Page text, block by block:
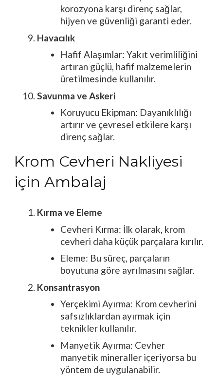
korozyona karşı direnç sağlar,
hijyen ve güvenliği garanti eder.
Havacılık
Hafif Alaşımlar: Yakıt verimliliğini
artıran güçlü, hafif malzemelerin
üretilmesinde kullanılır.
Savunma ve Askeri
Koruyucu Ekipman: Dayanıklılığı
artırır ve çevresel etkilere karşı
direnç sağlar.
Krom Cevheri Nakliyesi
için Ambalaj
Kırma ve Eleme
Cevheri Kırma: İlk olarak, krom
cevheri daha küçük parçalara kırılır.
Eleme: Bu süreç, parçaların
boyutuna göre ayrılmasını sağlar.
Konsantrasyon
Yerçekimi Ayırma: Krom cevherini
safsızlıklardan ayırmak için
teknikler kullanılır.
Manyetik Ayırma: Cevher
manyetik mineraller içeriyorsa bu
yöntem de uygulanabilir.